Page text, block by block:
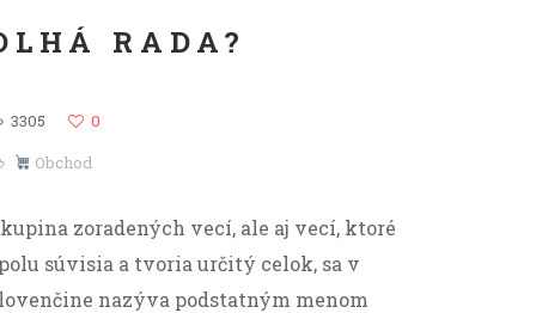
RADA?
3305
0
Obchod
zoradených vecí, ale aj vecí, ktoré
súvisia a tvoria určitý celok, sa v
nazýva podstatným menom